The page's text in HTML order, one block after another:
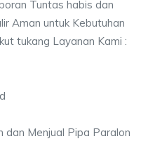
Tuntas habis dan
Aman untuk Kebutuhan
tukang Layanan Kami :
dan Menjual Pipa Paralon